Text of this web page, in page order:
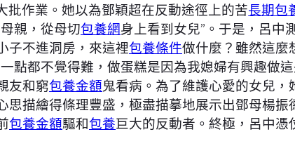
作業。她以為鄧穎超在反動途徑上的苦長期包
親，從母切包養網身上看到女兒”。于是，呂中
子不進洞房，來這裡包養條件做什麼？雖然這麼
點都不覺得難，做蛋糕是因為我媳婦有興趣做
友和窮包養金額鬼看病。為了維護心愛的女兒
思描繪得條理豐盛，極盡描摹地展示出鄧母楊
包養金額驅和包養巨大的反動者。終極，呂中